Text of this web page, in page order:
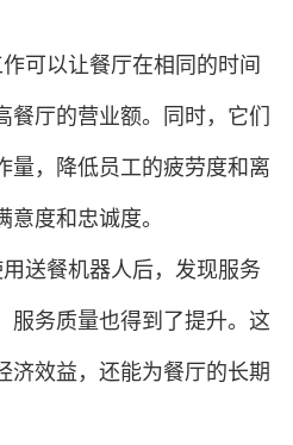
可以让餐厅在相同的时间
餐厅的营业额。同时，它们
量，降低员工的疲劳度和离
度和忠诚度。
送餐机器人后，发现服务
服务质量也得到了提升。这
济效益，还能为餐厅的长期